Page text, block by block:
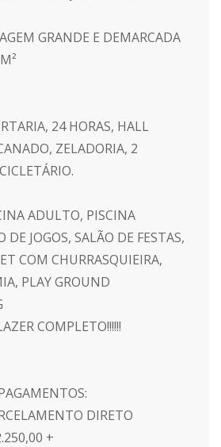
GRANDE E DEMARCADA
24 HORAS, HALL
ZELADORIA, 2
ADULTO, PISCINA
JOGOS, SALÃO DE FESTAS,
COM CHURRASQUIEIRA,
PLAY GROUND
COMPLETO!!!!!!
DIRETO
+